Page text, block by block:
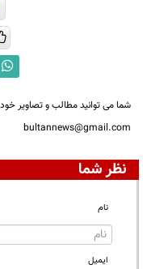
شما می توانید مطالب و تصاویر
bultannews@gmail.com
نظر شما
نام
ایمیل